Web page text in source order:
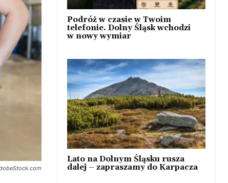
Podróż w czasie w Twoim
telefonie. Dolny Śląsk wchodzi
w nowy wymiar
Lato na Dolnym Śląsku rusza
dalej – zapraszamy do Karpacza